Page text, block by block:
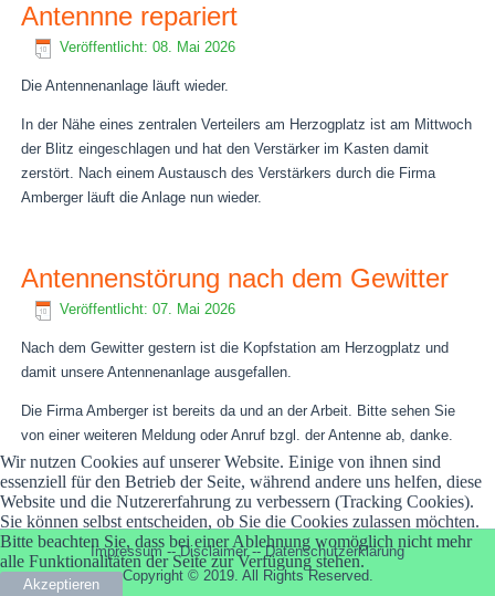
Antennne repariert
Veröffentlicht: 08. Mai 2026
Die Antennenanlage läuft wieder.
In der Nähe eines zentralen Verteilers am Herzogplatz ist am Mittwoch
der Blitz eingeschlagen und hat den Verstärker im Kasten damit
zerstört. Nach einem Austausch des Verstärkers durch die Firma
Amberger läuft die Anlage nun wieder.
Antennenstörung nach dem Gewitter
Veröffentlicht: 07. Mai 2026
Nach dem Gewitter gestern ist die Kopfstation am Herzogplatz und
damit unsere Antennenanlage ausgefallen.
Die Firma Amberger ist bereits da und an der Arbeit. Bitte sehen Sie
von einer weiteren Meldung oder Anruf bzgl. der Antenne ab, danke.
Impressum--Disclaimer--Datenschutzerklärung
Copyright © 2019. All Rights Reserved.
Wir nutzen Cookies auf unserer Website. Einige von ihnen sind
essenziell für den Betrieb der Seite, während andere uns helfen, diese
Website und die Nutzererfahrung zu verbessern (Tracking Cookies).
Sie können selbst entscheiden, ob Sie die Cookies zulassen möchten.
Bitte beachten Sie, dass bei einer Ablehnung womöglich nicht mehr
alle Funktionalitäten der Seite zur Verfügung stehen.
Akzeptieren